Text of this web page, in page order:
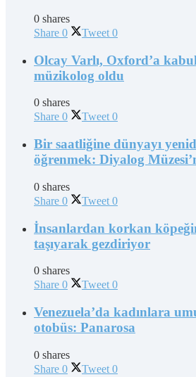
0 shares
Share 0 Tweet 0
Olcay Varlı, Oxford’a
müzikolog oldu
0 shares
Share 0 Tweet 0
Bir saatliğine dünyayı
öğrenmek: Diyalog
0 shares
Share 0 Tweet 0
İnsanlardan korkan
taşıyarak gezdiriyor
0 shares
Share 0 Tweet 0
Venezuela’da kadınlara
otobüs: Panarosa
0 shares
Share 0 Tweet 0